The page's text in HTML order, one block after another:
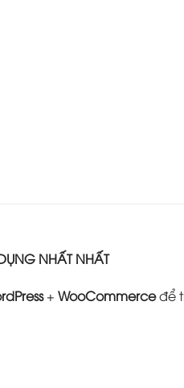
NHẤT NHẤT
+ WooCommerceđể